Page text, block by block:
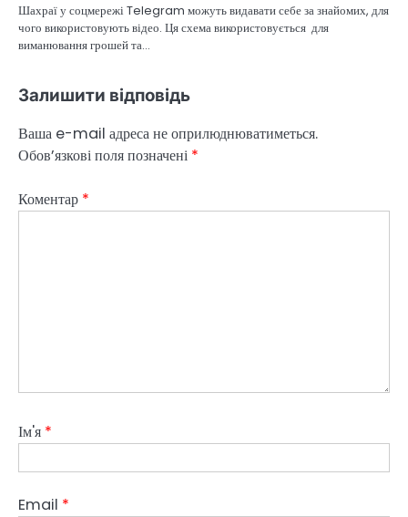
Шахраї у соцмережі Telegram можуть видавати себе за знайомих, для
чого використовують відео. Ця схема використовується для
виманювання грошей та…
Залишити відповідь
Ваша e-mail адреса не оприлюднюватиметься.
Обов’язкові поля позначені *
Коментар *
Ім'я *
Email *